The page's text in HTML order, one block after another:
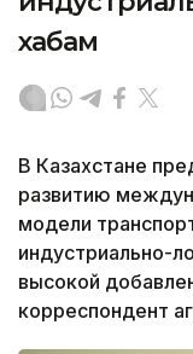
хабам
В Казахстане
развитию
модели
индустриально-
высокой
корреспондент